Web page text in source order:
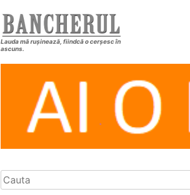
Lauda mă rușinează, fiindcă o cerșesc în
ascuns.